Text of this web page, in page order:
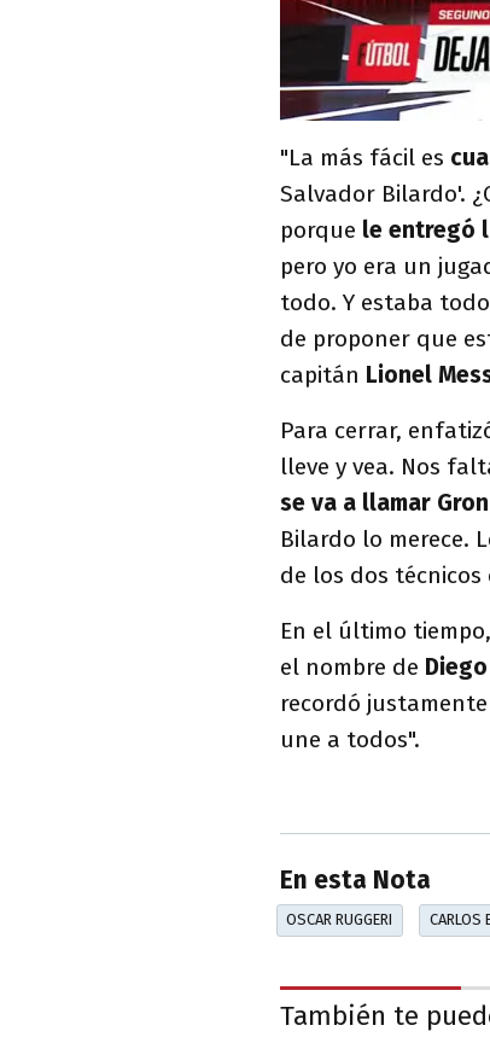
"La más fácil es
Salvador Bilardo'.
porque le entregó
pero yo era un
todo. Y estaba
de proponer que
capitán Lionel
Para cerrar,
lleve y vea. Nos
se va a llamar
Bilardo lo merece.
de los dos
En el último
el nombre de
recordó
une a todos".
En esta Nota
OSCAR RUGGERI CARLOS
También te